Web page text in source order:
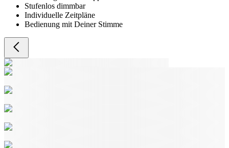
Stufenlos dimmbar
Individuelle Zeitpläne
Bedienung mit Deiner Stimme